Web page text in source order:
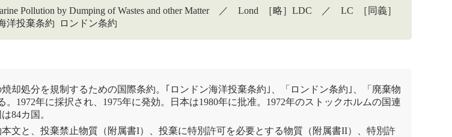
Pollution by Dumping of Wastes and other Matter ／ Lond ［略］LDC ／ LC ［同義］
洋投棄条約 ロンドン条約
却処分を規制するための国際条約。｢ ロンドン海洋投棄条約 ｣、「 ロンドン条約 ｣、「 廃棄物
。1972年に採択され、1975年に発効。日本は1980年に批准。1972年のストックホルムの国連
84カ国。
文と、投棄禁止物質（附属書I）、投棄に特別許可を必要とする物質（附属書II）、特別許